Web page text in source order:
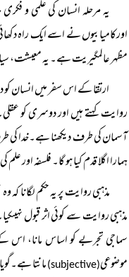
یہ مرحلہ انسان کی علمی و
اورکامیابیوں نے اسے ایک راہ
مظہر عالمگیریت ہے۔ یہ
ارتقا کے اس سفر میں انسان
روایت کہتے ہیں اور دوسری کو
آسمان کی طرف دیکھنا ہے۔خدا کی
ہمارا اگلا قدم کیا ہو گا۔ فلسفہ
مذہبی روایت پر یہ حکم
مذہبی روایت سے کوئی اثر قبول
سماجی تجربے کو اساس مانا، اس
موضوعی(subjective)
مانتا